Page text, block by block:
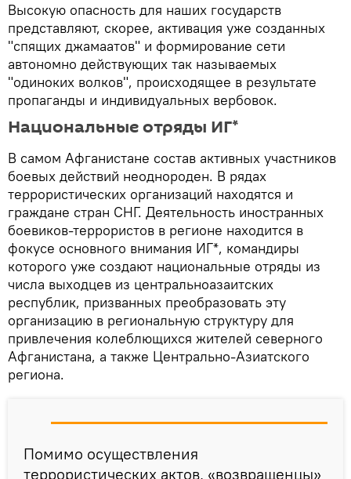
Высокую опасность для наших государств
представляют, скорее, активация уже созданных
"спящих джамаатов" и формирование сети
автономно действующих так называемых
"одиноких волков", происходящее в результате
пропаганды и индивидуальных вербовок.
Национальные отряды ИГ*
В самом Афганистане состав активных участников
боевых действий неоднороден. В рядах
террористических организаций находятся и
граждане стран СНГ. Деятельность иностранных
боевиков-террористов в регионе находится в
фокусе основного внимания ИГ*, командиры
которого уже создают национальные отряды из
числа выходцев из центральноазаитских
республик, призванных преобразовать эту
организацию в региональную структуру для
привлечения колеблющихся жителей северного
Афганистана, а также Центрально-Азиатского
региона.
Помимо осуществления
террористических актов, «возвращенцы»